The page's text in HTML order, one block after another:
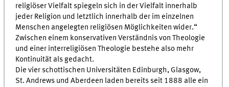
religiöser Vielfalt spiegeln sich in der Vielfalt innerhalb
jeder Religion und letztlich innerhalb der im einzelnen
Menschen angelegten religiösen Möglichkeiten wider.“
Zwischen einem konservativen Verständnis von Theologie
und einer interreligiösen Theologie bestehe also mehr
Kontinuität als gedacht.
Die vier schottischen Universitäten Edinburgh, Glasgow,
St. Andrews und Aberdeen laden bereits seit 1888 alle ein